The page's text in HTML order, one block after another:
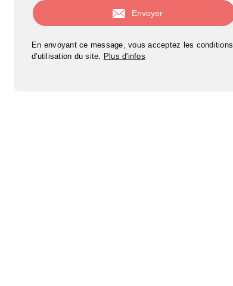
En envoyant ce message, vous acceptez les conditions
d'utilisation du site.
Plus d'infos